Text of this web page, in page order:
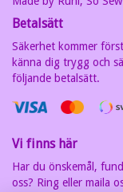
Betalsätt
Säkerhet kommer
känna dig trygg och
följande betalsätt.
Vi finns här
Har du önskemål,
oss? Ring eller maila